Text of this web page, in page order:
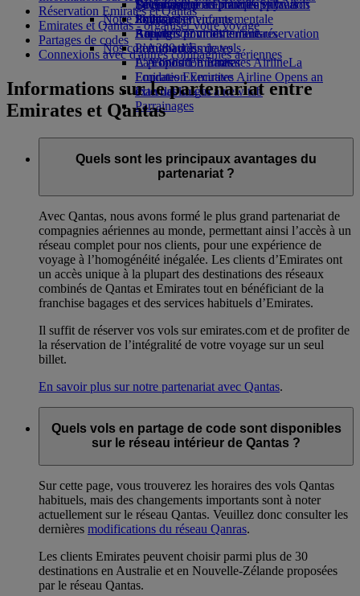
Boissons
Notre flotte
Boeing 777
L’A380 d’Emirates
L’A350 d’Emirates
Emirates Executive
Plan des sièges
Divertissements pour les enfants
Jouets pour enfants
Activités pour les enfants
La durabilité en pratique
Politique environnementale
Rapports environnementaux
Nos communautés
La Fondation Emirates AirlineLa
Fondation Emirates Airline Opens an
external link in a new tab
Parrainages
Se connecter à Emirates Skywards
Skywards+
Téléphone portable et l'application
Emirates
Annuler ou modifier une réservation
Perturbations de vols
À propos d’Emirates
Réservation Emirates et Qantas
Emirates et Qantas - organiser votre voyage
Partages de codes
Connexions avec d'autres compagnies aériennes
Informations sur le partenariat entre
Emirates et Qantas
Quels sont les principaux avantages du
partenariat ?
Avec Qantas, nous avons formé le plus grand partenariat de
compagnies aériennes au monde, permettant ainsi l’accès à un
réseau complet pour nos clients, pour une expérience de
voyage à l’homogénéité inégalée. Les clients d’Emirates ont
un accès unique à la plupart des destinations des réseaux
combinés de Qantas et Emirates tout en bénéficiant de la
franchise bagages et des services habituels d’Emirates.
Il suffit de réserver vos vols sur emirates.com et de profiter de
la réservation de l’intégralité de votre voyage sur un seul
billet.
En savoir plus sur notre partenariat avec Qantas.
Quels vols en partage de code sont disponibles
sur le réseau intérieur de Qantas ?
Sur cette page, vous trouverez les horaires des vols Qantas
habituels, mais des changements importants sont à noter
actuellement sur le réseau Qantas. Veuillez donc consulter les
dernières modifications du réseau Qanras.
Les clients Emirates peuvent choisir parmi plus de 30
destinations en Australie et en Nouvelle-Zélande proposées
par le réseau Qantas.